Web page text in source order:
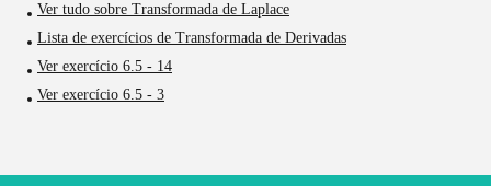
Ver tudo sobre Transformada de Laplace
Lista de exercícios de Transformada de Derivadas
Ver exercício 6.5 - 14
Ver exercício 6.5 - 3